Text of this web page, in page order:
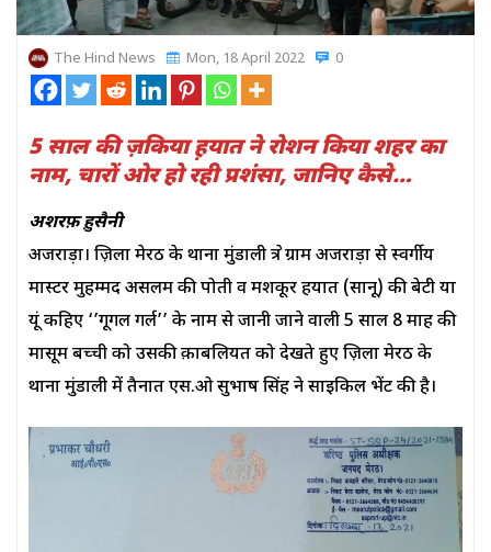
The Hind News Mon, 18 April 2022 0
5 साल की ज़किया ह़यात ने रोशन किया शहर का
नाम, चारों ओर हो रही प्रशंसा, जानिए कैसे…
अशरफ़ ह़ुसैनी
अजराड़ा। ज़िला मेरठ के थाना मुंडाली क्षेत्र ग्राम अजराड़ा से स्वर्गीय
मास्टर मुहम्मद असलम की पोती व मशकूर हयात (सानू) की बेटी या
यूं कहिए ‘’गूगल गर्ल’’ के नाम से जानी जाने वाली 5 साल 8 माह की
मासूम बच्ची को उसकी क़ाबलियत को देखते हुए ज़िला मेरठ के
थाना मुंडाली में तैनात एस.ओ सुभाष सिंह ने साइकिल भेंट की है।